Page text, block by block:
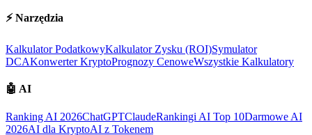
⚡ Narzędzia
Kalkulator PodatkowyKalkulator Zysku (ROI)Symulator
DCAKonwerter KryptoPrognozy CenoweWszystkie Kalkulatory
🤖 AI
Ranking AI 2026ChatGPTClaudeRankingi AI Top 10Darmowe AI
2026AI dla KryptoAI z Tokenem